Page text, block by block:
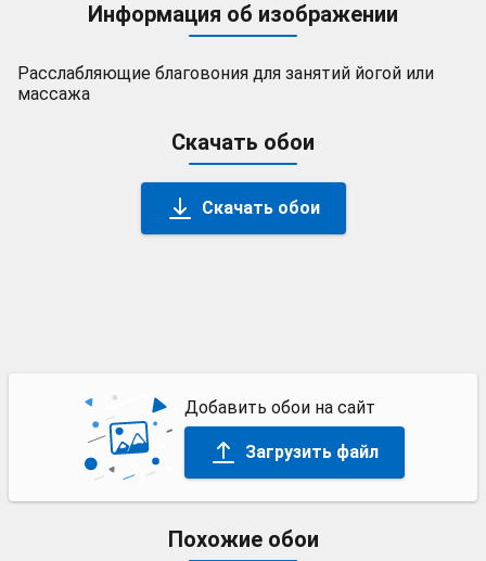
Информация об изображении
Расслабляющие благовония для занятий йогой или
массажа
Скачать обои
Скачать обои
Добавить обои на сайт
Загрузить файл
Похожие обои